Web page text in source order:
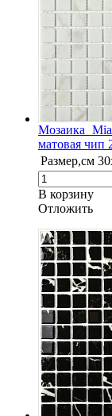
Мозаика
матовая чип
Размер,см
В корзину
Oтложить